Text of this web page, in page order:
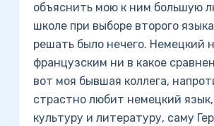
объяснить мою к ним большую
школе при выборе второго
решать было нечего. Немецкий
французским ни в какое
вот моя бывшая коллега,
страстно любит немецкий
культуру и литературу, саму